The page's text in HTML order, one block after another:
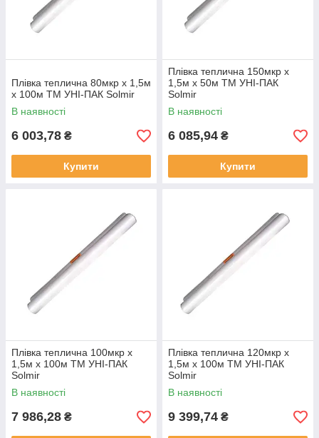
Плівка теплична 80мкр х 1,5м
х 100м ТМ УНІ-ПАК Solmir
В наявності
6 003,78 ₴
Купити
Плівка теплична 150мкр х
1,5м х 50м ТМ УНІ-ПАК
Solmir
В наявності
6 085,94 ₴
Купити
Плівка теплична 100мкр х
1,5м х 100м ТМ УНІ-ПАК
Solmir
В наявності
7 986,28 ₴
Плівка теплична 120мкр х
1,5м х 100м ТМ УНІ-ПАК
Solmir
В наявності
9 399,74 ₴